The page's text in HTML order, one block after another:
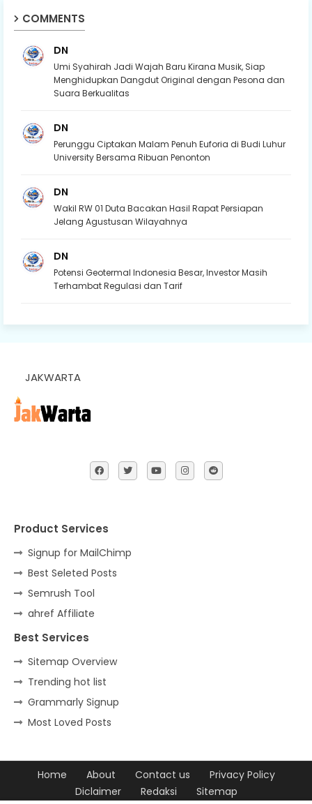
COMMENTS
DN
Umi Syahirah Jadi Wajah Baru Kirana Musik, Siap
Menghidupkan Dangdut Original dengan Pesona dan
Suara Berkualitas
DN
Perunggu Ciptakan Malam Penuh Euforia di Budi Luhur
University Bersama Ribuan Penonton
DN
Wakil RW 01 Duta Bacakan Hasil Rapat Persiapan
Jelang Agustusan Wilayahnya
DN
Potensi Geotermal Indonesia Besar, Investor Masih
Terhambat Regulasi dan Tarif
JAKWARTA
Product Services
Signup for MailChimp
Best Seleted Posts
Semrush Tool
ahref Affiliate
Best Services
Sitemap Overview
Trending hot list
Grammarly Signup
Most Loved Posts
Home About Contact us
Privacy Policy
Diclaimer
Redaksi Sitemap